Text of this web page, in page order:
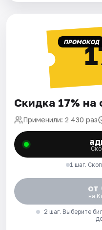
ПРОМОКОД
Скидка 17% на
Применили: 2 430 раз
1 шаг.
от
на
2 шаг. Выберите